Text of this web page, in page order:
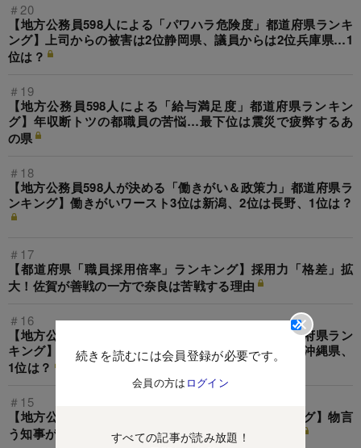
続きを読むには会員登録が必要です。
会員の方は ログイン
すべての記事が読み放題！
＃20
【地方公務員598人による「パワハラ危険度」都道府県ランキ
ング】上司からの被害は2位静岡県、議員からは2位兵庫県…1
位は？
＃19
【地方公務員598人による「給与満足度」都道府県ランキン
グ】年収断トツの都職員の苦悩…最下位は震災で疲弊するあ
の県
＃18
【地方公務員598人が決める「働きがい＆政策力」都道府県ラ
ンキング】働きがいワースト3位は新潟、2位は長野、1位は？
＃17
【都道府県「職員採用倍率」ランキング】採用力「格差」拡
大！佐賀が善戦の一方で奈良は苦戦する理由
＃16
【地方公務員598人が決める「政策歪められ度」都道府県ラン
キング】有力県議や国の出先機関が政策を左右…2位沖縄県、
1位は？
＃15
【地方公務員598人が厳選「尊敬する知事」ランキング】物言
う知事が上位独占！9位小池氏、5位村井氏、1位は？